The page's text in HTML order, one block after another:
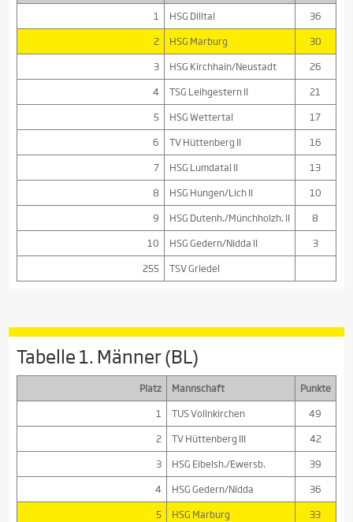
1
HSG Dilltal
36
2
HSG Marburg
30
3
HSG Kirchhain/Neustadt
26
4
TSG Leihgestern II
21
5
HSG Wettertal
17
6
TV Hüttenberg II
16
7
HSG Lumdatal II
13
8
HSG Hungen/Lich II
10
9
HSG Dutenh./Münchholzh. II
8
10
HSG Gedern/Nidda II
3
255
TSV Griedel
Tabelle 1. Männer (BL)
Platz Mannschaft
Punkte
1
TUS Vollnkirchen
49
2
TV Hüttenberg III
42
3
HSG Eibelsh./Ewersb.
39
4
HSG Gedern/Nidda
36
5
HSG Marburg
33